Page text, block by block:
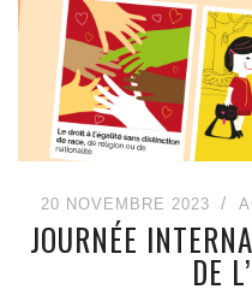
20 NOVEMBRE 2023
JOURNÉE
DE